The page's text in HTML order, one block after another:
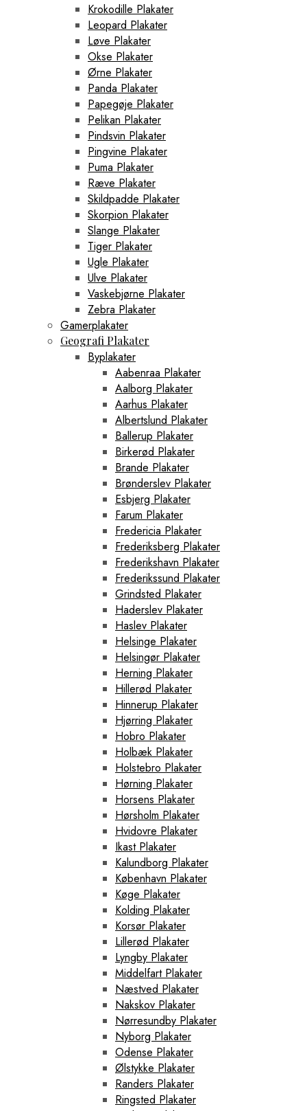
Krokodille Plakater
Leopard Plakater
Løve Plakater
Okse Plakater
Ørne Plakater
Panda Plakater
Papegøje Plakater
Pelikan Plakater
Pindsvin Plakater
Pingvine Plakater
Puma Plakater
Ræve Plakater
Skildpadde Plakater
Skorpion Plakater
Slange Plakater
Tiger Plakater
Ugle Plakater
Ulve Plakater
Vaskebjørne Plakater
Zebra Plakater
Gamerplakater
Geografi Plakater
Byplakater
Aabenraa Plakater
Aalborg Plakater
Aarhus Plakater
Albertslund Plakater
Ballerup Plakater
Birkerød Plakater
Brande Plakater
Brønderslev Plakater
Esbjerg Plakater
Farum Plakater
Fredericia Plakater
Frederiksberg Plakater
Frederikshavn Plakater
Frederikssund Plakater
Grindsted Plakater
Haderslev Plakater
Haslev Plakater
Helsinge Plakater
Helsingør Plakater
Herning Plakater
Hillerød Plakater
Hinnerup Plakater
Hjørring Plakater
Hobro Plakater
Holbæk Plakater
Holstebro Plakater
Hørning Plakater
Horsens Plakater
Hørsholm Plakater
Hvidovre Plakater
Ikast Plakater
Kalundborg Plakater
København Plakater
Køge Plakater
Kolding Plakater
Korsør Plakater
Lillerød Plakater
Lyngby Plakater
Middelfart Plakater
Næstved Plakater
Nakskov Plakater
Nørresundby Plakater
Nyborg Plakater
Odense Plakater
Ølstykke Plakater
Randers Plakater
Ringsted Plakater